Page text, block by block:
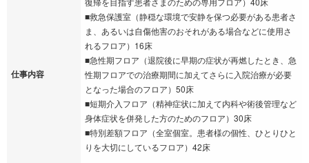
仕事内容
■救急保護室（静穏な環境で安静を保つ必要がある患者さ
ま、あるいは自傷他害のおそれがある場合などに使用さ
れるフロア）16床
■急性期フロア（退院後に早期の症状が再燃したとき、急
性期フロアでの治療期間に加えてさらに入院治療が必要
となった場合のフロア）50床
■短期介入フロア（精神症状に加えて内科や術後管理など
身体症状を併発した方のためのフロア）30床
■特別差額フロア（全室個室。患者様の個性、ひとりひと
りを大切にしているフロア）42床